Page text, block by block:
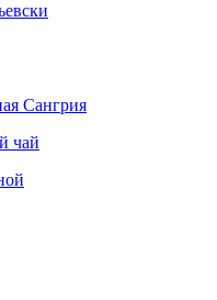
Сангрия
чай